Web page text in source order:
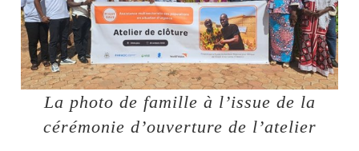
La photo de famille à l’issue de la
cérémonie d’ouverture de l’atelier